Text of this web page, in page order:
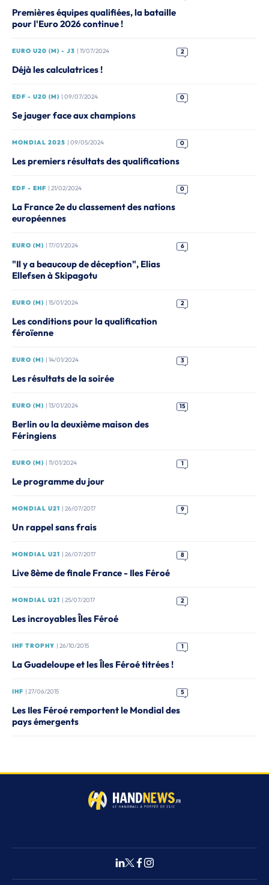
Premières équipes qualifiées, la bataille
pour l'Euro 2026 continue !
EURO U20 (M) - J3 | 11/07/2024 2
Déjà les calculatrices !
EDF - U20 (M) | 09/07/2024 0
Se jauger face aux champions
MONDIAL 2025 | 09/05/2024 0
Les premiers résultats des qualifications
EDF - EHF | 21/02/2024 0
La France 2e du classement des nations
européennes
EURO (M) | 17/01/2024 6
"Il y a beaucoup de déception", Elias
Ellefsen à Skipagotu
EURO (M) | 15/01/2024 2
Les conditions pour la qualification
féroïenne
EURO (M) | 14/01/2024 3
Les résultats de la soirée
EURO (M) | 13/01/2024 15
Berlin ou la deuxième maison des
Féringiens
EURO (M) | 11/01/2024 1
Le programme du jour
MONDIAL U21 | 26/07/2017 9
Un rappel sans frais
MONDIAL U21 | 26/07/2017 8
Live 8ème de finale France - Iles Féroé
MONDIAL U21 | 25/07/2017 2
Les incroyables Îles Féroé
IHF TROPHY | 26/10/2015 1
La Guadeloupe et les Îles Féroé titrées !
IHF | 27/06/2015 5
Les Iles Féroé remportent le Mondial des
pays émergents